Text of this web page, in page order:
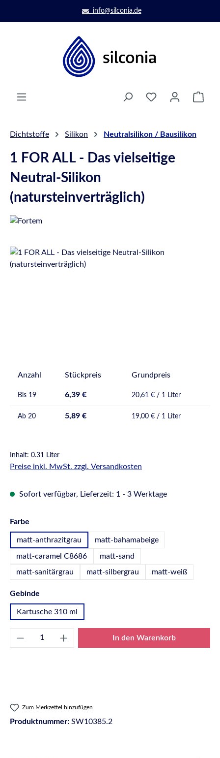
Zum Hauptinhalt springeninfo@silconia.de
Dichtstoffe Silikon Neutralsilikon / Bausilikon
1 FOR ALL - Das vielseitige
Neutral-Silikon
(natursteinverträglich)
Bildergalerie überspringen
Anzahl Stückpreis Grundpreis
Bis 19 6,39 € 20,61 € / 1 Liter
Ab 20 5,89 € 19,00 € / 1 Liter
Inhalt: 0.31 Liter
Preise inkl. MwSt. zzgl. Versandkosten
Sofort verfügbar, Lieferzeit: 1 - 3 Werktage
Farbe
matt-anthrazitgrau matt-bahamabeige
matt-caramel C8686
matt-sand
matt-sanitärgrau
matt-silbergrau matt-weiß
Gebinde
Kartusche 310 ml
Produkt Anzahl: Gib den gewünschten
In den Warenkorb
Zum Merkzettel hinzufügen
Produktnummer: SW10385.2